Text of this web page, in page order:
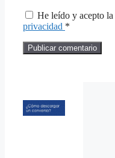
He leído y acepto la
privacidad *